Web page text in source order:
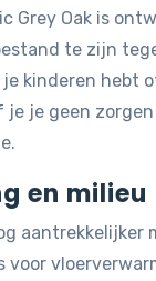
Grey Oak is
te zijn
kinderen hebt
je je geen
en milieu
aantrekkelijker
voor